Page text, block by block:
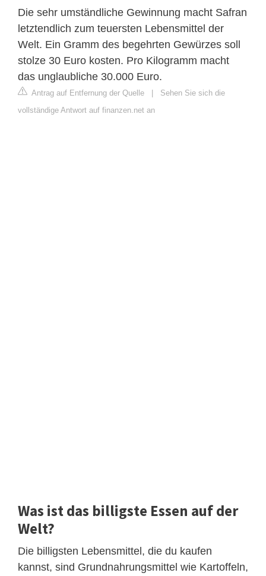
Die sehr umständliche Gewinnung macht Safran
letztendlich zum teuersten Lebensmittel der
Welt. Ein Gramm des begehrten Gewürzes soll
stolze 30 Euro kosten. Pro Kilogramm macht
das unglaubliche 30.000 Euro.
Antrag auf Entfernung der Quelle | Sehen Sie sich die
vollständige Antwort auf finanzen.net an
Was ist das billigste Essen auf der
Welt?
Die billigsten Lebensmittel, die du kaufen
kannst, sind Grundnahrungsmittel wie Kartoffeln,